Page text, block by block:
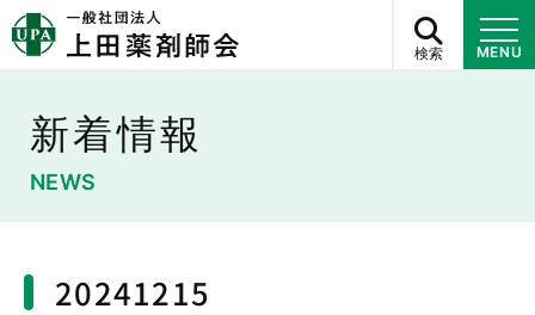
検索 MENU
新着情報
NEWS
20241215